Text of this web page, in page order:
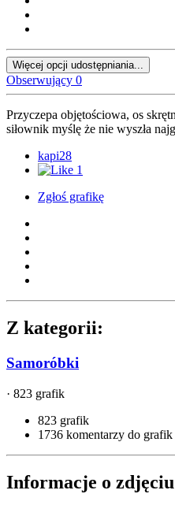
Więcej opcji udostępniania...
Obserwujący 0
Przyczepa objętościowa, os
siłownik myślę że nie wyszła
kapi28
1
Zgłoś grafikę
Z kategorii:
Samoróbki
· 823 grafik
823 grafik
1736 komentarzy do grafik
Informacje o zdjęciu